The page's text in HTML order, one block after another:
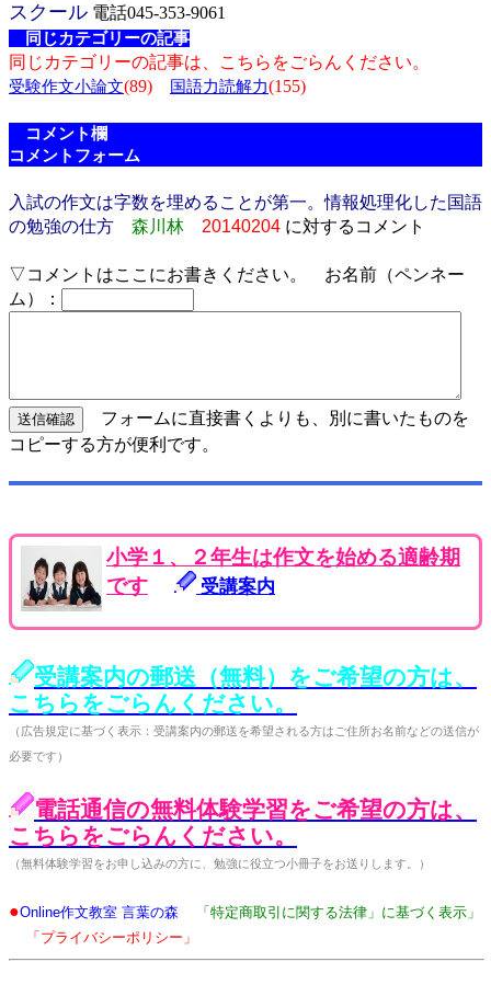
スクール 電話045-353-9061
同じカテゴリーの記事
同じカテゴリーの記事は、こちらをごらんください。
受験作文小論文(89) 国語力読解力(155)
コメント欄
コメントフォーム
入試の作文は字数を埋めることが第一。情報処理化した国語
の勉強の仕方
森川林 20140204 に対するコメント
▽コメントはここにお書きください。 お名前（ペンネー
ム）：
フォームに直接書くよりも、別に書いたものを
コピーする方が便利です。
小学１、２年生は作文を始める適齢期
です
受講案内
受講案内の郵送（無料）をご希望の方は、
こちらをごらんください。
（広告規定に基づく表示：受講案内の郵送を希望される方はご住所お名前などの送信が
必要です）
電話通信の無料体験学習をご希望の方は、
こちらをごらんください。
（無料体験学習をお申し込みの方に、勉強に役立つ小冊子をお送りします。）
●Online作文教室 言葉の森
「特定商取引に関する法律」に基づく表示」
「プライバシーポリシー」